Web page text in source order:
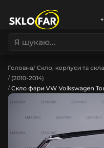
Головна Скло, корпуси та
(2010-2014)
Скло фари VW Volkswagen